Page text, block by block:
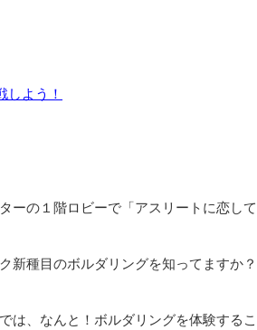
しよう！
ーの１階ロビーで「アスリートに恋し
新種目のボルダリングを知ってますか？
は、なんと！ボルダリングを体験する